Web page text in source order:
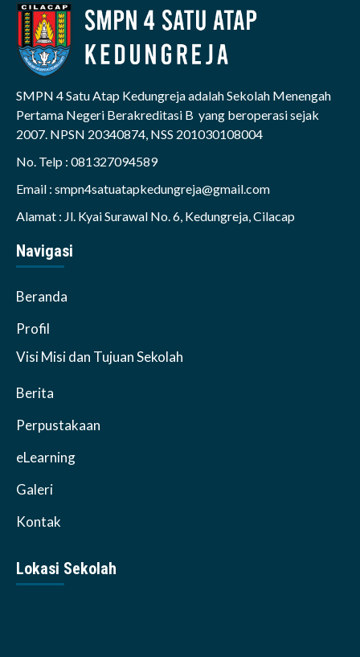
SMPN 4 Satu Atap Kedungreja adalah Sekolah Menengah
Pertama Negeri Berakreditasi B yang beroperasi sejak
2007. NPSN 20340874, NSS 201030108004
No. Telp : 081327094589
Email : smpn4satuatapkedungreja@gmail.com
Alamat : Jl. Kyai Surawal No. 6, Kedungreja, Cilacap
Navigasi
Beranda
Profil
Visi Misi dan Tujuan Sekolah
Berita
Perpustakaan
eLearning
Galeri
Kontak
Lokasi Sekolah